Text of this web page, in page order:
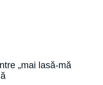
„mai lasă-mă